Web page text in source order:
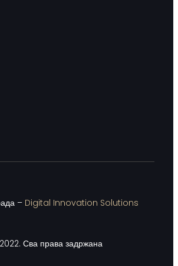
– Digital Innovation Solutions
Сва права задржана